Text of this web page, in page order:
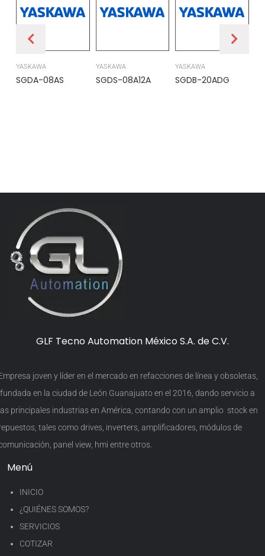
YASKAWA
SGDA-08AS
YASKAWA
SGDS-08A12A
YASKAWA
SGDB-20ADG
GLF Tecno Automation México S.A. de C.V.
joven y líder en el mercado en refacciones de línea y obsoletas,
en la ciudad de León Guanajuato en el 2016, dando servicio a
principales industrias en América, contando con un amplio stock en
tales como drives, inverters, amplificadores, módulos de
panel view, hmi entre otros.
Menú
INICIO
¿QUIÉNES SOMOS?
SERVICIOS
COTIZAR